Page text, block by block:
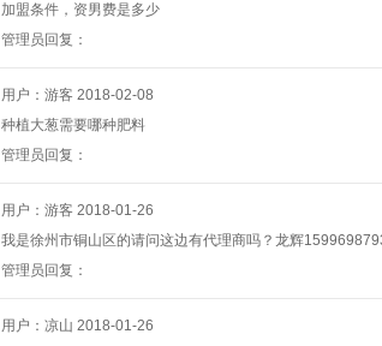
加盟条件，资男费是多少
管理员回复：
用户：游客 2018-02-08
种植大葱需要哪种肥料
管理员回复：
用户：游客 2018-01-26
我是徐州市铜山区的请问这边有代理商吗？龙辉
管理员回复：
用户：凉山 2018-01-26